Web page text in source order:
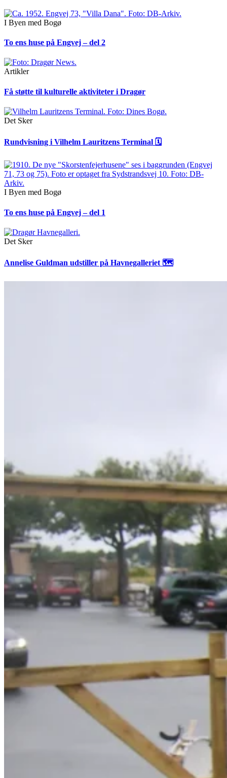
I Byen med Bogø
To ens huse på Engvej – del 2
Artikler
Få støtte til kulturelle aktiviteter i Dragør
Det Sker
Rundvisning i Vilhelm Lauritzens Terminal 🗓
I Byen med Bogø
To ens huse på Engvej – del 1
Det Sker
Annelise Guldman udstiller på Havnegalleriet 🗺